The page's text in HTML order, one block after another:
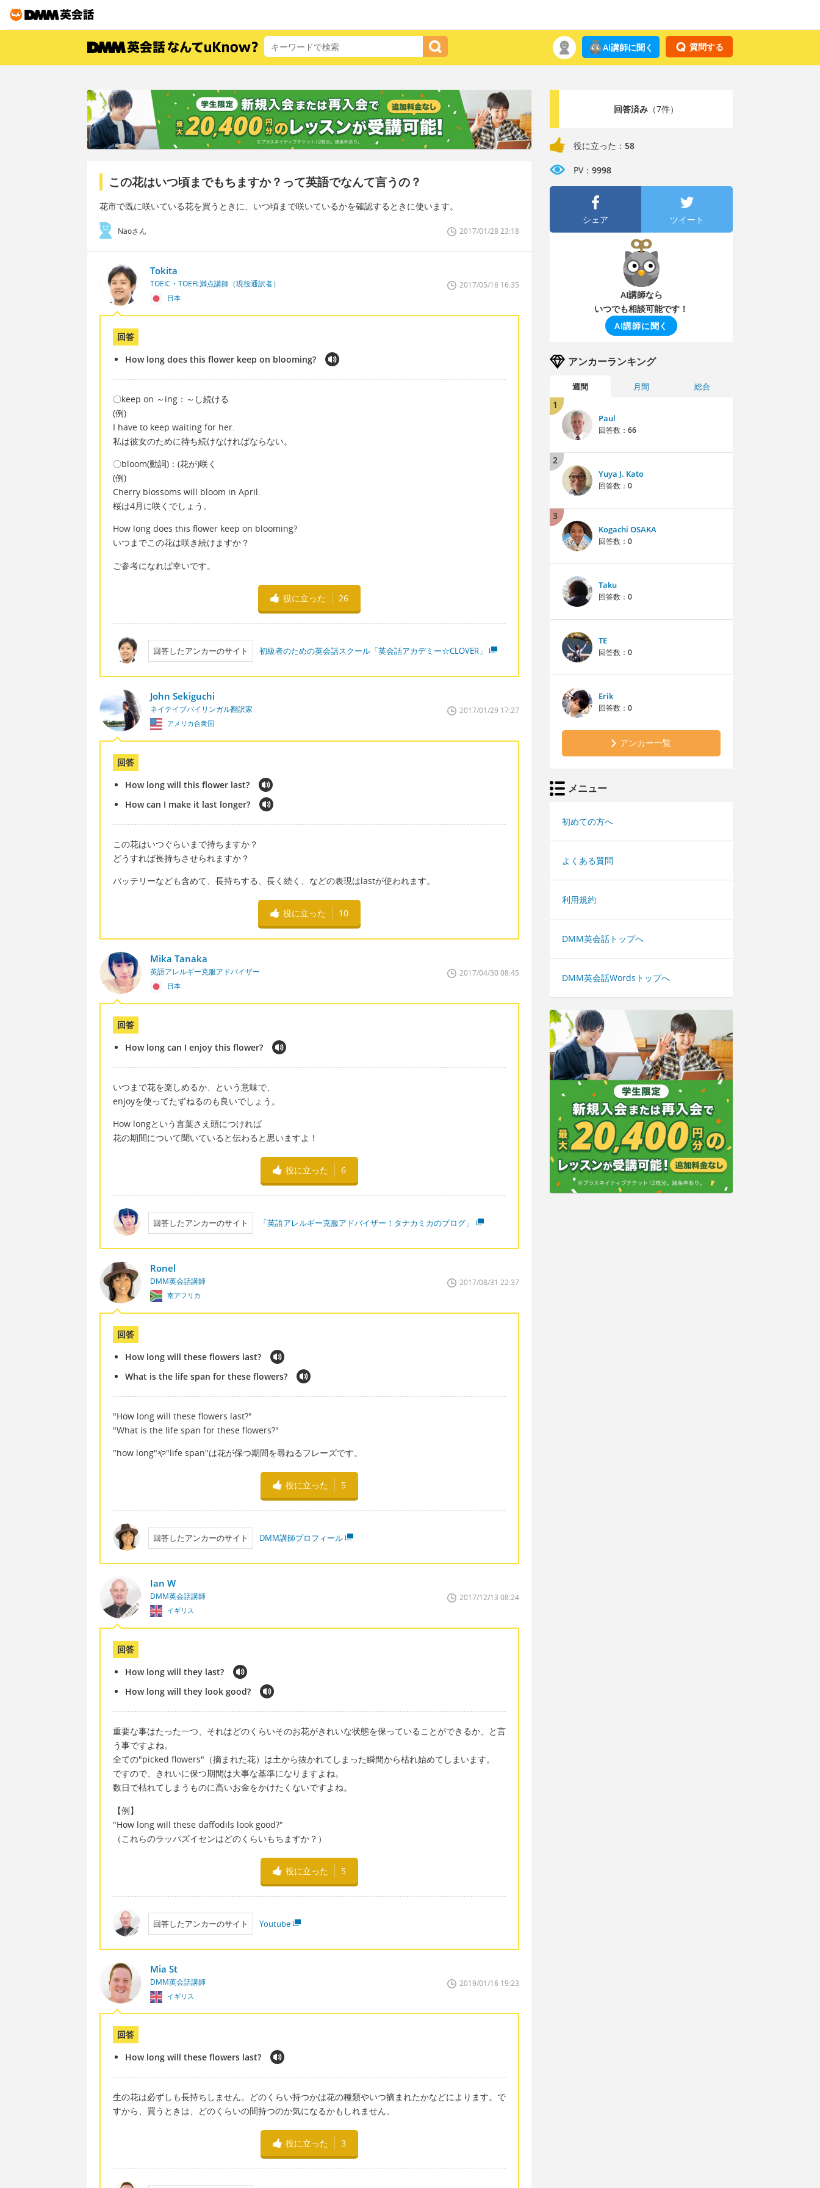
質問する
AI講師に聞く
この花はいつ頃までもちますか？って英語でなんて言うの？
花市で既に咲いている花を買うときに、いつ頃まで咲いているかを確認するときに使います。
Naoさん 2017/01/28 23:18
Tokita
TOEIC・TOEFL満点講師（現役通訳者）
日本
2017/05/16 16:35
回答
How long does this flower keep on blooming?
〇keep on ～ing：～し続ける
(例)
I have to keep waiting for her.
私は彼女のために待ち続けなければならない。
〇bloom(動詞)：(花が)咲く
(例)
Cherry blossoms will bloom in April.
桜は4月に咲くでしょう。
How long does this flower keep on blooming?
いつまでこの花は咲き続けますか？
ご参考になれば幸いです。
役に立った 26
回答したアンカーのサイト 初級者のための英会話スクール「英会話アカデミー☆CLOVER」
John Sekiguchi
ネイテイブバイリンガル翻訳家
アメリカ合衆国
2017/01/29 17:27
回答
How long will this flower last?
How can I make it last longer?
この花はいつぐらいまで持ちますか？
どうすれば長持ちさせられますか？
バッテリーなども含めて、長持ちする、長く続く、などの表現はlastが使われます。
役に立った 10
Mika Tanaka
英語アレルギー克服アドバイザー
日本
2017/04/30 08:45
回答
How long can I enjoy this flower?
いつまで花を楽しめるか、という意味で、
enjoyを使ってたずねるのも良いでしょう。
How longという言葉さえ頭につければ
花の期間について聞いていると伝わると思いますよ！
役に立った 6
回答したアンカーのサイト 「英語アレルギー克服アドバイザー！タナカミカのブログ」
Ronel
DMM英会話講師
南アフリカ
2017/08/31 22:37
回答
How long will these flowers last?
What is the life span for these flowers?
"How long will these flowers last?"
"What is the life span for these flowers?"
"how long"や"life span"は花が保つ期間を尋ねるフレーズです。
役に立った 5
回答したアンカーのサイト DMM講師プロフィール
Ian W
DMM英会話講師
イギリス
2017/12/13 08:24
回答
How long will they last?
How long will they look good?
重要な事はたった一つ、それはどのくらいそのお花がきれいな状態を保っていることができるか、と言
う事ですよね。
全ての"picked flowers"（摘まれた花）は土から抜かれてしまった瞬間から枯れ始めてしまいます。
ですので、きれいに保つ期間は大事な基準になりますよね。
数日で枯れてしまうものに高いお金をかけたくないですよね。
【例】
"How long will these daffodils look good?"
（これらのラッパズイセンはどのくらいもちますか？）
役に立った 5
回答したアンカーのサイト Youtube
Mia St
DMM英会話講師
イギリス
2019/01/16 19:23
回答
How long will these flowers last?
生の花は必ずしも長持ちしません。どのくらい持つかは花の種類やいつ摘まれたかなどによります。で
すから、買うときは、どのくらいの間持つのか気になるかもしれません。
役に立った 3
回答済み（7件）
役に立った： 58
PV： 9998
シェア ツイート
AI講師なら
いつでも相談可能です！
AI講師に聞く
アンカーランキング
週間 月間 総合
1
Paul
回答数： 66
2
Yuya J. Kato
回答数： 0
3
Kogachi OSAKA
回答数： 0
Taku
回答数： 0
TE
回答数： 0
Erik
回答数： 0
アンカー一覧
メニュー
初めての方へ
よくある質問
利用規約
DMM英会話トップへ
DMM英会話Wordsトップへ